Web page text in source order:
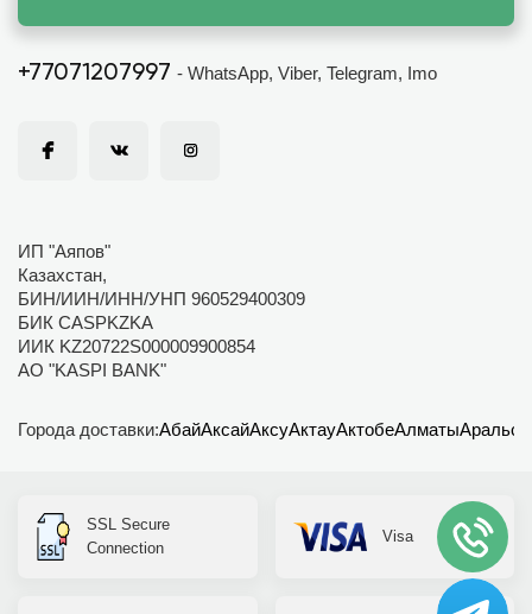
+77071207997 - WhatsApp, Viber, Telegram, Imo
ИП "Аяпов"
Казахстан,
БИН/ИИН/ИНН/УНП 960529400309
БИК CASPKZKA
ИИК KZ20722S000009900854
АО "KASPI BANK"
Города доставки:АбайАксайАксуАктауАктобеАлматыАральск
SSL Secure
Connection
Visa